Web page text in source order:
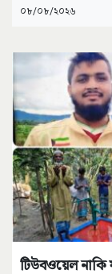
০৮/০৮/২০২৬
টিউবওয়েল